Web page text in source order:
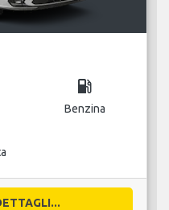
local_gas_station
Benzina